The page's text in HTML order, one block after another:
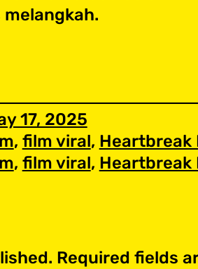
17, 2025
, film viral, Heartbreak
, film viral, Heartbreak
Required fields